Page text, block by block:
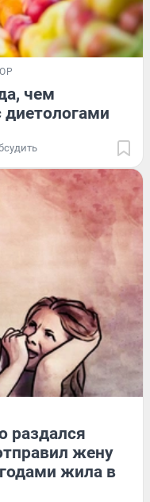
чем
раздался
жену
жила в